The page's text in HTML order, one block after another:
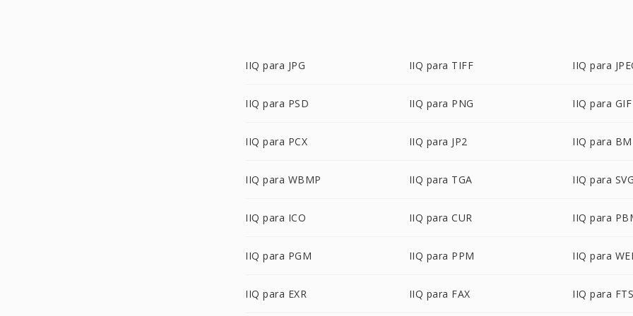
IIQ para JPG IIQ para TIFF IIQ para
IIQ para PSD IIQ para PNG IIQ para GIF
IIQ para PCX IIQ para JP2 IIQ para
IIQ para WBMP IIQ para TGA IIQ para SVG
IIQ para ICO IIQ para CUR IIQ para
IIQ para PGM IIQ para PPM IIQ para
IIQ para EXR IIQ para FAX IIQ para FTS